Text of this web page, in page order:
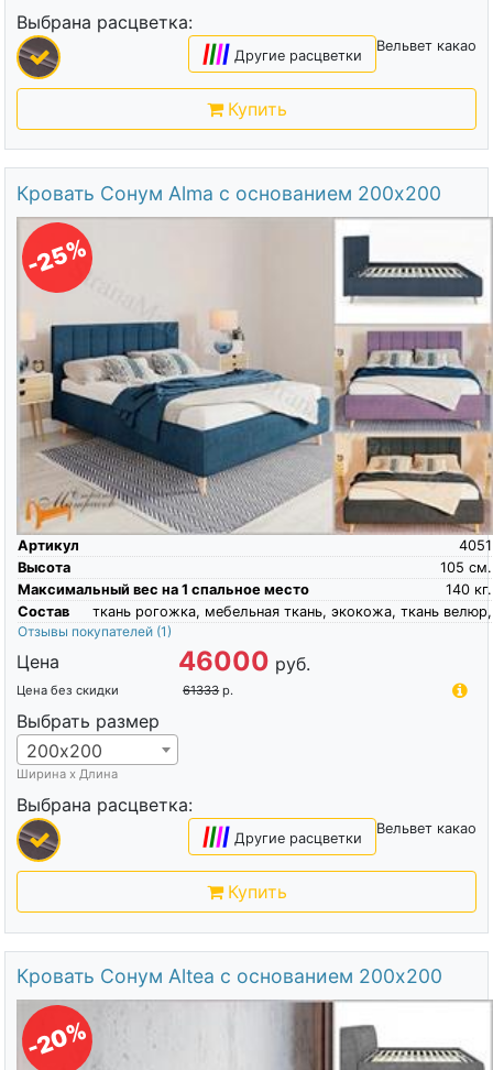
Выбрана расцветка:
Вельвет какао
|||| Другие расцветки
Купить
Кровать Сонум Alma с основанием 200х200
-25%
Артикул
4051
Высота
см.
105
Максимальный вес на 1 спальное место
кг.
140
Состав
ткань рогожка, мебельная ткань, экокожа, ткань велюр,
Отзывы покупателей (1)
Цена 46000 руб.
Цена без скидки 61333 р.
Выбрать размер
200х200
Ширина х Длина
Выбрана расцветка:
Вельвет какао
|||| Другие расцветки
Купить
Кровать Сонум Altea с основанием 200х200
-20%